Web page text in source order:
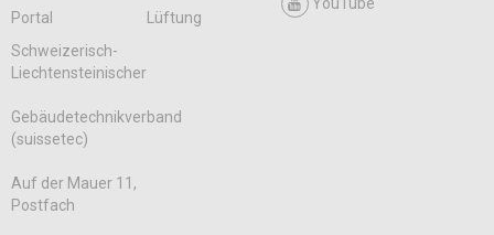
Portal
Lüftung
YouTube
Schweizerisch-
Liechtensteinischer
Gebäudetechnikverband
(suissetec)
Auf der Mauer 11,
Postfach